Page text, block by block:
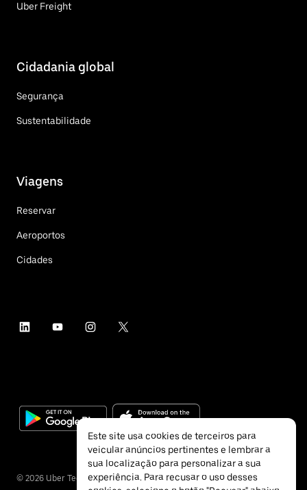
Uber Freight
Cidadania global
Segurança
Sustentabilidade
Viagens
Reservar
Aeroportos
Cidades
© 2026 Uber Technologies Inc.
Este site usa cookies de terceiros para
veicular anúncios pertinentes e lembrar a
sua localização para personalizar a sua
experiência. Para recusar o uso desses